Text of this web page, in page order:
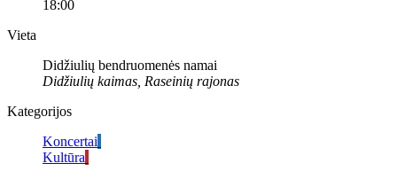
18:00
Vieta
Didžiulių bendruomenės namai
Didžiulių kaimas, Raseinių rajonas
Kategorijos
Koncertai
Kultūra